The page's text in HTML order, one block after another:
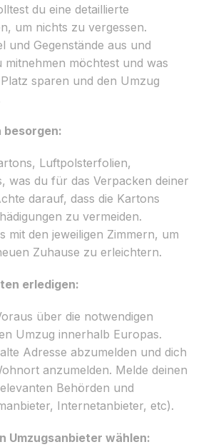
du eine detaillierte
um nichts zu vergessen.
und Gegenstände aus und
mitnehmen möchtest und was
sparen und den Umzug
besorgen:
Luftpolsterfolien,
was du für das Verpacken deiner
darauf, dass die Kartons
zu vermeiden.
mit den jeweiligen Zimmern, um
Zuhause zu erleichtern.
erledigen:
über die notwendigen
Umzug innerhalb Europas.
Adresse abzumelden und dich
anzumelden. Melde deinen
Behörden und
Internetanbieter, etc).
Umzugsanbieter wählen: